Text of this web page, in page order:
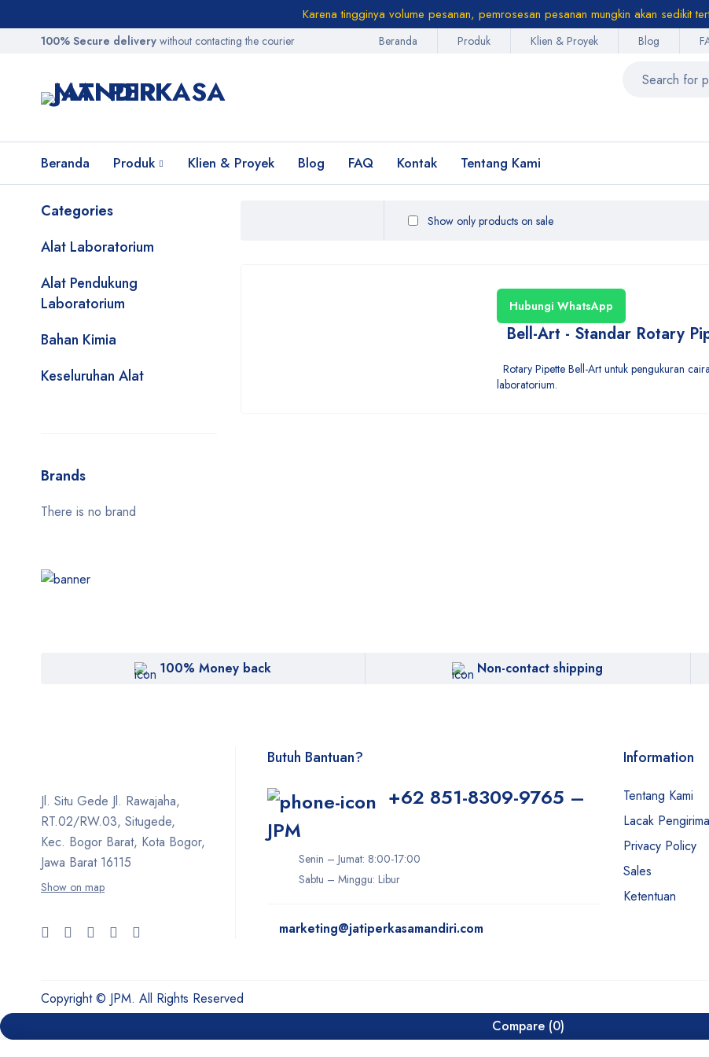
Karena tingginya volume pesanan, pemrosesan pesanan mungkin akan sedikit
100% Secure delivery without contacting the courier Beranda Produk Klien & Proyek Blog
Beranda Produk Klien & Proyek Blog FAQ Kontak Tentang Kami
Categories
Alat Laboratorium
Alat Pendukung
Laboratorium
Bahan Kimia
Keseluruhan Alat
Brands
There is no brand
Show only products on sale
Hubungi WhatsApp
Bell-Art - Standar Rotary
Rotary Pipette Bell-Art untuk pengukuran
laboratorium.
100% Money back Non-contact shipping
Jl. Situ Gede Jl. Rawajaha,
RT.02/RW.03, Situgede,
Kec. Bogor Barat, Kota Bogor,
Jawa Barat 16115
Show on map
Butuh Bantuan?
+62 851-8309-9765 –
JPM
Senin – Jumat: 8:00-17:00
Sabtu – Minggu: Libur
marketing@jatiperkasamandiri.com
Information
Tentang Kami
Lacak
Privacy Policy
Sales
Ketentuan
Copyright © JPM. All Rights Reserved
Compare (0)